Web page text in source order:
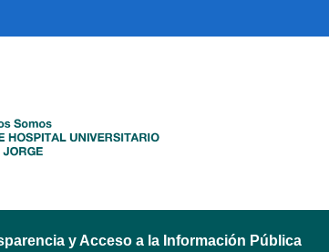
y Acceso a la Información Pública